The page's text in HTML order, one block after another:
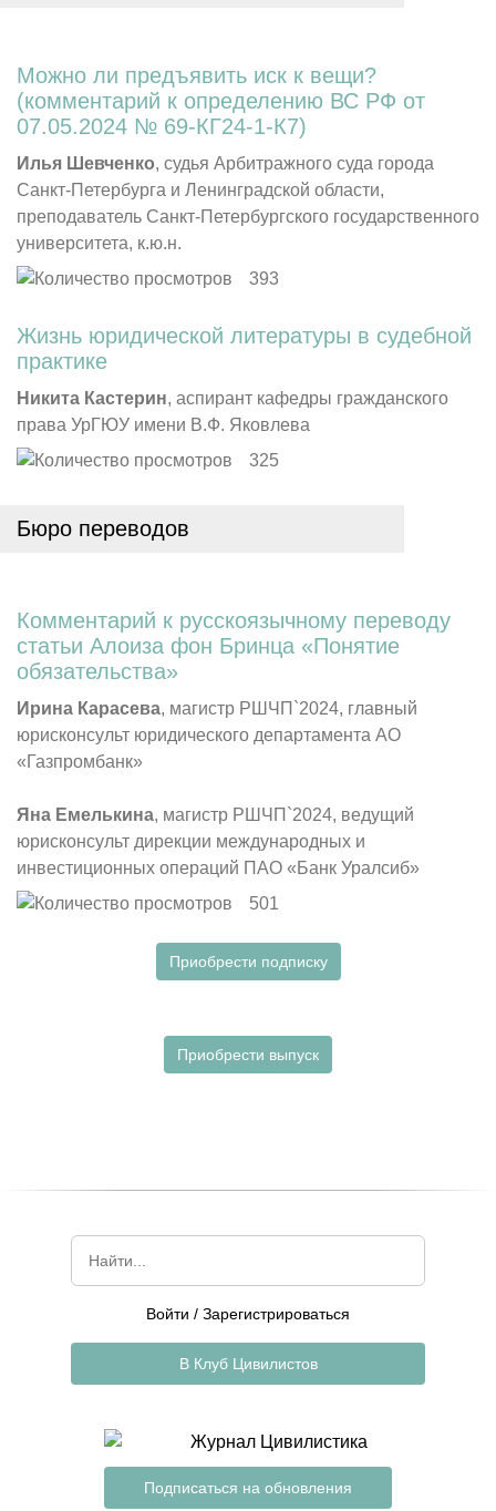
Можно ли предъявить иск к вещи?
(комментарий к определению ВС РФ от
07.05.2024 № 69-КГ24-1-К7)
Илья Шевченко, судья Арбитражного суда города
Санкт-Петербурга и Ленинградской области,
преподаватель Санкт-Петербургского государственного
университета, к.ю.н.
393
Жизнь юридической литературы в судебной
практике
Никита Кастерин, аспирант кафедры гражданского
права УрГЮУ имени В.Ф. Яковлева
325
Бюро переводов
Комментарий к русскоязычному переводу
статьи Алоиза фон Бринца «Понятие
обязательства»
Ирина Карасева, магистр РШЧП`2024, главный
юрисконсульт юридического департамента АО
«Газпромбанк»
Яна Емелькина, магистр РШЧП`2024, ведущий
юрисконсульт дирекции международных и
инвестиционных операций ПАО «Банк Уралсиб»
501
Приобрести подписку
Приобрести выпуск
Подписаться на обновления
Войти / Зарегистрироваться
В Клуб Цивилистов